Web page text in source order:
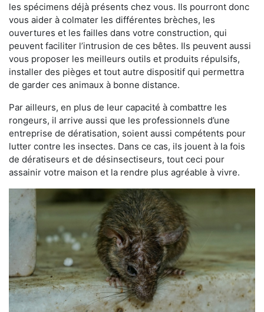
les spécimens déjà présents chez vous. Ils pourront donc
vous aider à colmater les différentes brèches, les
ouvertures et les failles dans votre construction, qui
peuvent faciliter l’intrusion de ces bêtes. Ils peuvent aussi
vous proposer les meilleurs outils et produits répulsifs,
installer des pièges et tout autre dispositif qui permettra
de garder ces animaux à bonne distance.
Par ailleurs, en plus de leur capacité à combattre les
rongeurs, il arrive aussi que les professionnels d’une
entreprise de dératisation, soient aussi compétents pour
lutter contre les insectes. Dans ce cas, ils jouent à la fois
de dératiseurs et de désinsectiseurs, tout ceci pour
assainir votre maison et la rendre plus agréable à vivre.